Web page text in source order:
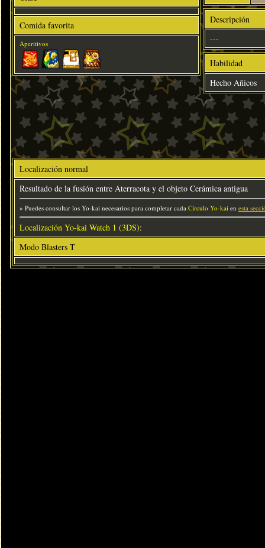
Comida favorita
Aperitivos
Descripción
---
Habilidad
Hecho Añicos
Localización normal
Resultado de la fusión entre Aterracota y el objeto Cerámica antigua
» Puedes consultar los Yo-kai necesarios para completar cada Círculo Yo-kai en esta
Localización Yo-kai Watch 1 (3DS):
Modo Blasters T